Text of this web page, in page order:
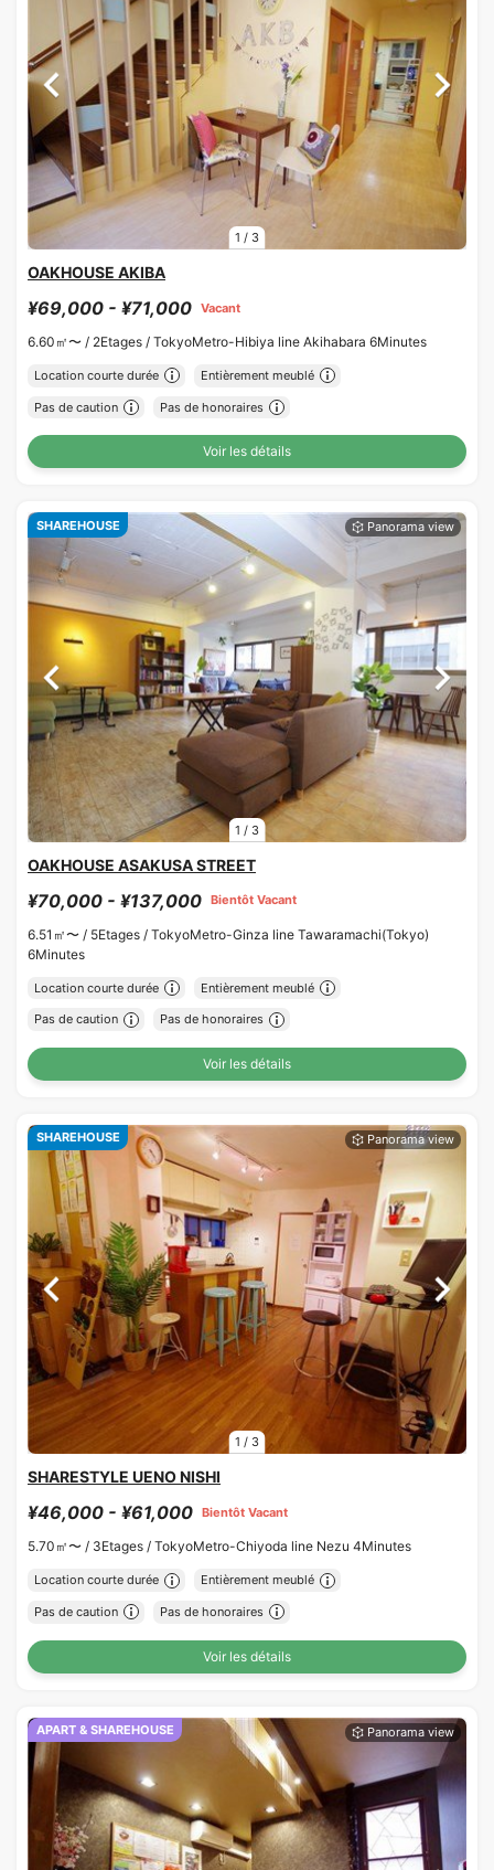
1 / 3
OAKHOUSE AKIBA
¥69,000 - ¥71,000 Vacant
6.60㎡〜 / 2Etages / TokyoMetro-Hibiya line Akihabara 6Minutes
Location courte durée Entièrement meublé
Pas de caution Pas de honoraires
Voir les détails
1 / 3
SHAREHOUSE
OAKHOUSE ASAKUSA STREET
¥70,000 - ¥137,000 Bientôt Vacant
6.51㎡〜 / 5Etages / TokyoMetro-Ginza line Tawaramachi(Tokyo)
6Minutes
Location courte durée Entièrement meublé
Pas de caution Pas de honoraires
Voir les détails
1 / 3
SHAREHOUSE
SHARESTYLE UENO NISHI
¥46,000 - ¥61,000 Bientôt Vacant
5.70㎡〜 / 3Etages / TokyoMetro-Chiyoda line Nezu 4Minutes
Location courte durée Entièrement meublé
Pas de caution Pas de honoraires
Voir les détails
APART & SHAREHOUSE